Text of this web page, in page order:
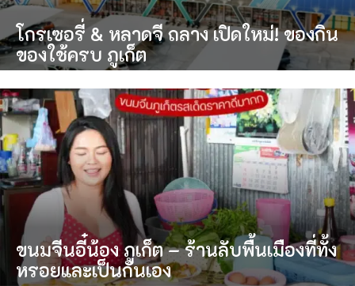
โกรเซอรี่ & หลาดจี ถลาง เปิดใหม่! ของกิน
ของใช้ครบ ภูเก็ต
ขนมจีนอี๋น้อง ภูเก็ต – ร้านลับพื้นเมืองที่ทั้ง
หรอยและเป็นกันเอง